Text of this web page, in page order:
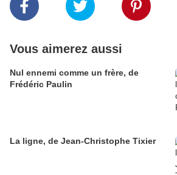
Vous aimerez aussi
Nul ennemi comme un frère, de
Frédéric Paulin
La ligne, de Jean-Christophe Tixier